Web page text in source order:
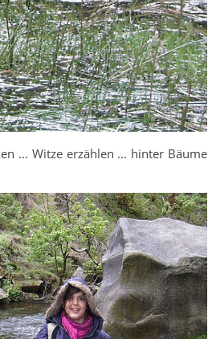
... Witze erzählen ... hinter Bäume